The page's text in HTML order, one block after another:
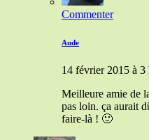
Commenter
Aude
14 février 2015 à 3
Meilleure amie de
pas loin. ça aurait
faire-là ! 🙂